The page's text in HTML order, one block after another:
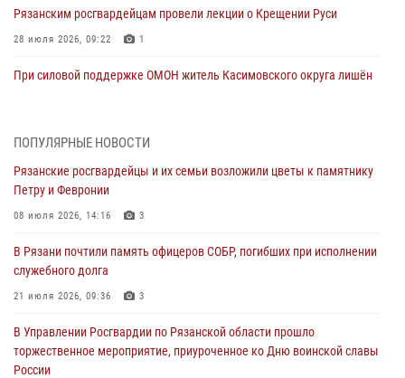
Рязанским росгвардейцам провели лекции о Крещении Руси
28 июля 2026, 09:22 1
При силовой поддержке ОМОН житель Касимовского округа лишён
27 июля 2026, 15:26
Офицер вневедомственной охраны в эфире «Радио России - Рязань»
рассказал о службе во вневедомственной охране
23 июля 2026, 09:02
В Рязани почтили память офицеров СОБР, погибших при исполнении
служебного долга
21 июля 2026, 09:36 3
Рязанские сотрудники лицензионно-разрешительной работы
Росгвардии подвели результаты за 6 месяцев 2026 года (видео)
ПОПУЛЯРНЫЕ НОВОСТИ
Рязанские росгвардейцы и их семьи возложили цветы к памятнику
Петру и Февронии
08 июля 2026, 14:16 3
В Рязани почтили память офицеров СОБР, погибших при исполнении
служебного долга
21 июля 2026, 09:36 3
В Управлении Росгвардии по Рязанской области прошло
торжественное мероприятие, приуроченное ко Дню воинской славы
России